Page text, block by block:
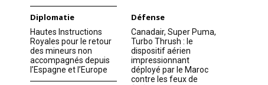
Diplomatie
Hautes Instructions
Royales pour le retour
des mineurs non
accompagnés depuis
l’Espagne et l’Europe
Défense
Canadair, Super Puma,
Turbo Thrush : le
dispositif aérien
impressionnant
déployé par le Maroc
contre les feux de